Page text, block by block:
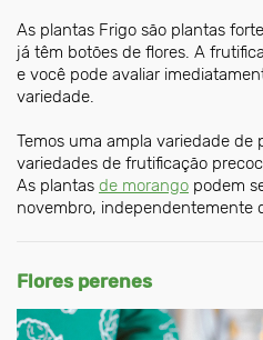
As plantas Frigo são plantas
já têm botões de flores. A
e você pode avaliar
variedade.
Temos uma ampla variedade de
variedades de frutificação
As plantas de morango podem
novembro, independentemente
Flores perenes